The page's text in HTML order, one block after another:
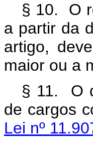
§ 10. O
a partir da
artigo,
maior ou a
§ 11. O
de cargos
Lei nº